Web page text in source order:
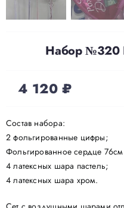
Набор №320
4 120₽
Состав набора:
2 фольгированные цифры;
Фольгированное сердце
4 латексных шара пастель;
4 латексных шара хром.